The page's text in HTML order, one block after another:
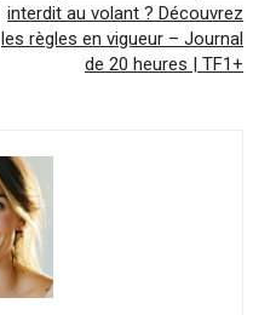
interdit au volant ? Découvrez
les règles en vigueur – Journal
de 20 heures | TF1+